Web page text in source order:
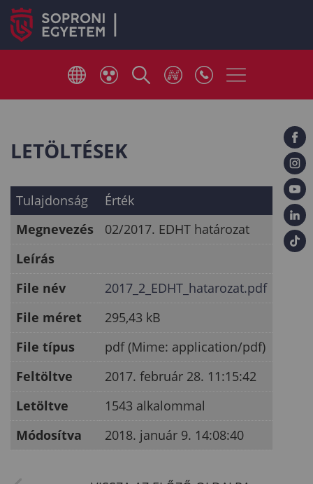
LETÖLTÉSEK
Tulajdonság
Érték
Megnevezés
02/2017. EDHT határozat
Leírás
File név
2017_2_EDHT_hatarozat.pdf
File méret
295,43 kB
File típus
pdf (Mime: application/pdf)
Feltöltve
2017. február 28. 11:15:42
Letöltve
1543 alkalommal
Módosítva
2018. január 9. 14:08:40